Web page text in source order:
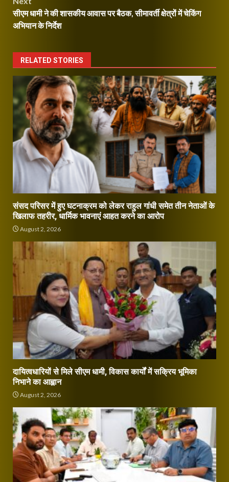
सीएम धामी ने की शासकीय आवास पर बैठक, सीमावर्ती क्षेत्रों में चेकिंग
अभियान के निर्देश
RELATED STORIES
संसद परिसर में हुए घटनाक्रम को लेकर राहुल गांधी समेत तीन नेताओं के
खिलाफ तहरीर, धार्मिक भावनाएं आहत करने का आरोप
August 2, 2026
दायित्वधारियों से मिले सीएम धामी, विकास कार्यों में सक्रिय भूमिका
निभाने का आह्वान
August 2, 2026